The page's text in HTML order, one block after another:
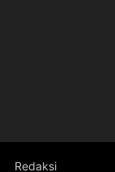
Redaksi